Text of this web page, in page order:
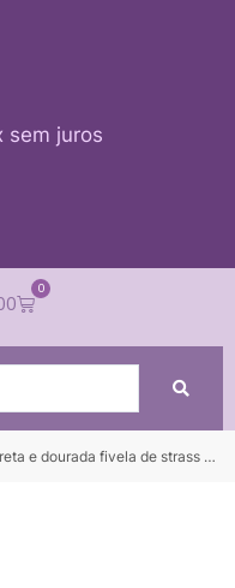
sem juros
0
fivela de strass ALEXANDRE BIRMAN – 37